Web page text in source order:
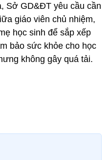
Sở GD&ĐT yêu cầu cần
giáo viên chủ nhiệm,
học sinh để sắp xếp
bảo sức khỏe cho học
không gây quá tải.